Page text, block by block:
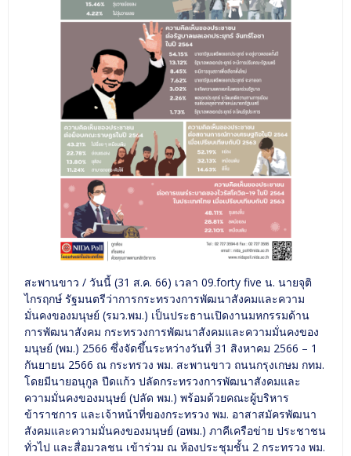
สะพานขาว / วันนี้ (31 ส.ค. 66) เวลา 09.forty five น. นายจุติ
ไกรฤกษ์ รัฐมนตรีว่าการกระทรวงการพัฒนาสังคมและความ
มั่นคงของมนุษย์ (รมว.พม.) เป็นประธานเปิดงานมหกรรมด้าน
การพัฒนาสังคม กระทรวงการพัฒนาสังคมและความมั่นคงของ
มนุษย์ (พม.) 2566 ซึ่งจัดขึ้นระหว่างวันที่ 31 สิงหาคม 2566 – 1
กันยายน 2566 ณ กระทรวง พม. สะพานขาว ถนนกรุงเกษม กทม.
โดยมีนายอนุกูล ปีดแก้ว ปลัดกระทรวงการพัฒนาสังคมและ
ความมั่นคงของมนุษย์ (ปลัด พม.) พร้อมด้วยคณะผู้บริหาร
ข้าราชการ และเจ้าหน้าที่ของกระทรวง พม. อาสาสมัครพัฒนา
สังคมและความมั่นคงของมนุษย์ (อพม.) ภาคีเครือข่าย ประชาชน
ทั่วไป และสื่อมวลชน เข้าร่วม ณ ห้องประชุมชั้น 2 กระทรวง พม.